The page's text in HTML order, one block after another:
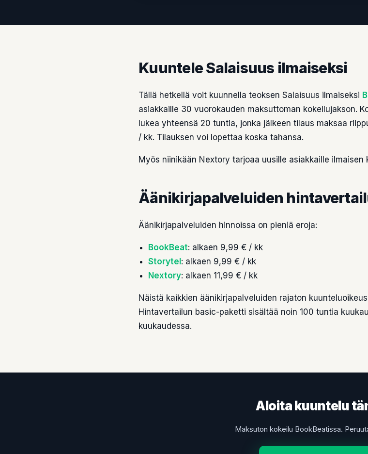
Kuuntele Salaisuus ilmaiseksi
Tällä hetkellä voit kuunnella teoksen Salaisuus ilmaiseksi
asiakkaille 30 vuorokauden maksuttoman kokeilujakson.
lukea yhteensä 20 tuntia, jonka jälkeen tilaus maksaa
/ kk. Tilauksen voi lopettaa koska tahansa.
Myös niinikään Nextory tarjoaa uusille asiakkaille ilmaisen
Äänikirjapalveluiden
Äänikirjapalveluiden hinnoissa on pieniä eroja:
BookBeat: alkaen 9,99 € / kk
Storytel: alkaen 9,99 € / kk
Nextory: alkaen 11,99 € / kk
Näistä kaikkien äänikirjapalveluiden rajaton
Hintavertailun basic-paketti sisältää noin 100 tuntia
kuukaudessa.
Aloita kuuntelu
Maksuton kokeilu BookBeatissa.